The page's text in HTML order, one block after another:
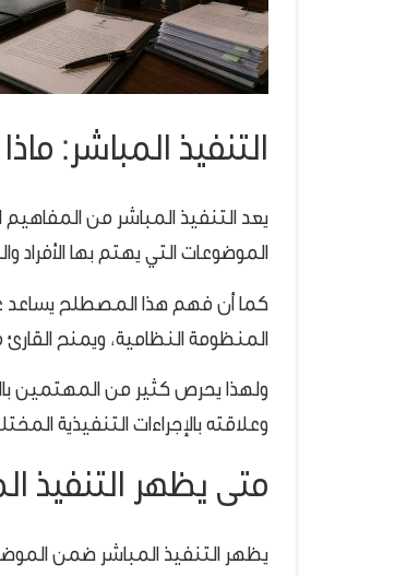
التنفيذ المباشر:
يعد التنفيذ المباشر من
الموضوعات التي يهتم بها الأفراد
كما أن فهم هذا المصطلح يساعد
المنظومة النظامية، ويمنح
ولهذا يحرص كثير من المهتمين
وعلاقته بالإجراءات التنفيذية
متى يظهر التنفيذ
يظهر التنفيذ المباشر ضمن